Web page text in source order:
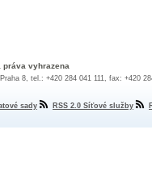
práva vyhrazena
8, tel.: +420 284 041 111, fax: +420
sady RSS 2.0 Síťové služby